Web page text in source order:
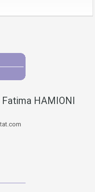
HAMIONI